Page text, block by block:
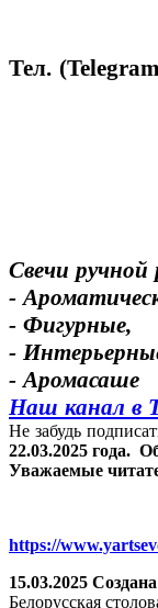
Тел.
Свечи
-
- Фигурные,
-
- Аромасаше
Наш канал в
Не забудь
22.03.2025 года.
Уважаемые
https://
15.03.2025
Белорусская